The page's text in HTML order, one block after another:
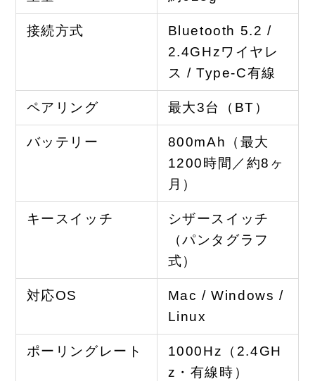
接続方式
Bluetooth 5.2 /
2.4GHzワイヤレ
ス / Type-C有線
ペアリング 最大3台（BT）
バッテリー
800mAh（最大
1200時間／約8ヶ
月）
キースイッチ
シザースイッチ
（パンタグラフ
式）
対応OS
Mac / Windows /
Linux
ポーリングレート
1000Hz（2.4GH
z・有線時）